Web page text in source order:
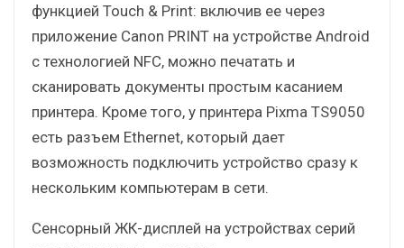
функцией Touch & Print: включив ее через
приложение Canon PRINT на устройстве Android
с технологией NFC, можно печатать и
сканировать документы простым касанием
принтера. Кроме того, у принтера Pixma TS9050
есть разъем Ethernet, который дает
возможность подключить устройство сразу к
нескольким компьютерам в сети.
Сенсорный ЖК-дисплей на устройствах серий